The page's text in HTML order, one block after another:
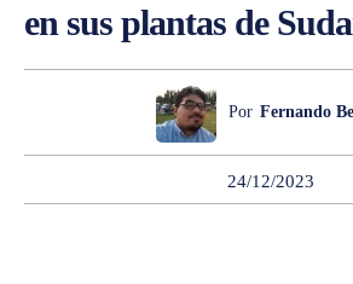
en sus plantas de
Por Fernando
24/12/2023